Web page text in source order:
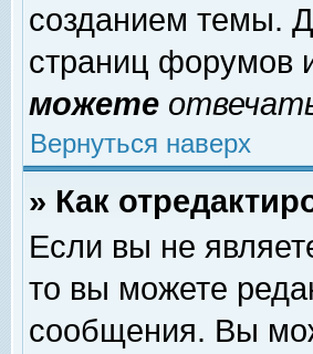
созданием темы.
страниц форумов
можете
Вернуться наверх
» Как
Если вы не
то вы можете
сообщения. Вы